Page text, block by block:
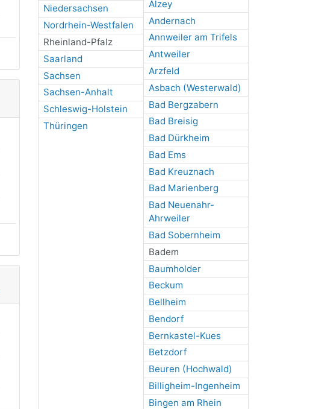
Niedersachsen
Nordrhein-Westfalen
Rheinland-Pfalz
Saarland
Sachsen
Sachsen-Anhalt
Schleswig-Holstein
Thüringen
Alzey
Andernach
Annweiler am Trifels
Antweiler
Arzfeld
Asbach (Westerwald)
Bad Bergzabern
Bad Breisig
Bad Dürkheim
Bad Ems
Bad Kreuznach
Bad Marienberg
Bad Neuenahr-
Ahrweiler
Bad Sobernheim
Badem
Baumholder
Beckum
Bellheim
Bendorf
Bernkastel-Kues
Betzdorf
Beuren (Hochwald)
Billigheim-Ingenheim
Bingen am Rhein